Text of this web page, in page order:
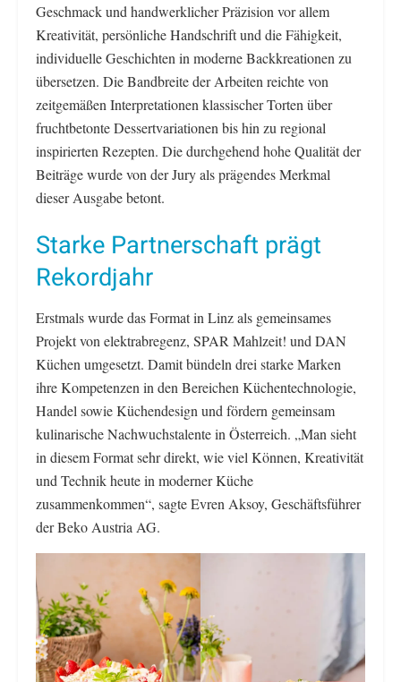
Geschmack und handwerklicher Präzision vor allem
Kreativität, persönliche Handschrift und die Fähigkeit,
individuelle Geschichten in moderne Backkreationen zu
übersetzen. Die Bandbreite der Arbeiten reichte von
zeitgemäßen Interpretationen klassischer Torten über
fruchtbetonte Dessertvariationen bis hin zu regional
inspirierten Rezepten. Die durchgehend hohe Qualität der
Beiträge wurde von der Jury als prägendes Merkmal
dieser Ausgabe betont.
Starke Partnerschaft prägt
Rekordjahr
Erstmals wurde das Format in Linz als gemeinsames
Projekt von elektrabregenz, SPAR Mahlzeit! und DAN
Küchen umgesetzt. Damit bündeln drei starke Marken
ihre Kompetenzen in den Bereichen Küchentechnologie,
Handel sowie Küchendesign und fördern gemeinsam
kulinarische Nachwuchstalente in Österreich. „Man sieht
in diesem Format sehr direkt, wie viel Können, Kreativität
und Technik heute in moderner Küche
zusammenkommen“, sagte Evren Aksoy, Geschäftsführer
der Beko Austria AG.